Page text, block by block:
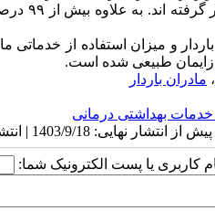
اول و
و میزان استفاده از
زایمان طبیعی شده است.
، مادران باردار
بهداشتی درمانی
کاربری یا پست الکترونیک شما: